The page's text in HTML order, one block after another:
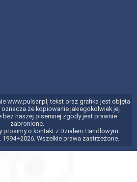
www.pulsar.pl, tekst oraz grafika jest objęta
że kopiowanie jakiegokolwiek jej
bez naszej pisemnej zgody jest prawnie
zabronione.
prosimy o kontakt z Działem Handlowym.
Wszelkie prawa zastrzeżone.